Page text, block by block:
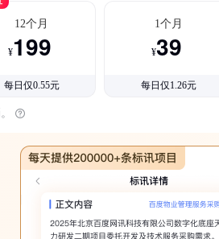
12个月
¥199
每日仅0.55元
1个月
¥39
每日仅1.26元